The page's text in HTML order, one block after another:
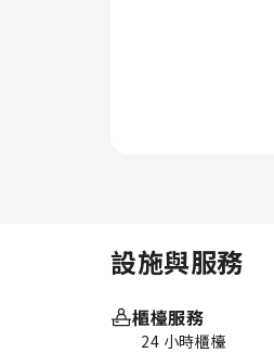
設施與服務
櫃檯服務
24 小時櫃檯